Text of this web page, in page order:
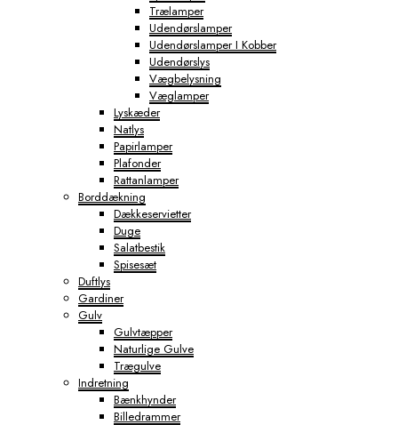
Trælamper
Udendørslamper
Udendørslamper I Kobber
Udendørslys
Vægbelysning
Væglamper
Lyskæder
Natlys
Papirlamper
Plafonder
Rattanlamper
Borddækning
Dækkeservietter
Duge
Salatbestik
Spisesæt
Duftlys
Gardiner
Gulv
Gulvtæpper
Naturlige Gulve
Trægulve
Indretning
Bænkhynder
Billedrammer